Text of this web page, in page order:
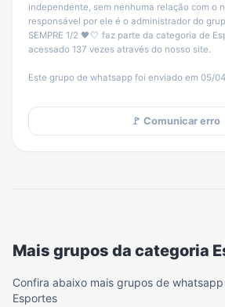
independente, sem nenhuma relação com o
responsável por ele é o administrador do
SEMPRE 1/2 🖤🤍 faz parte da categoria de
acessado 137 vezes através do nosso site.
Este grupo de whatsapp foi enviado em 05/
🚩 Comunicar erro
Mais grupos da categoria
Confira abaixo mais grupos de
Esportes